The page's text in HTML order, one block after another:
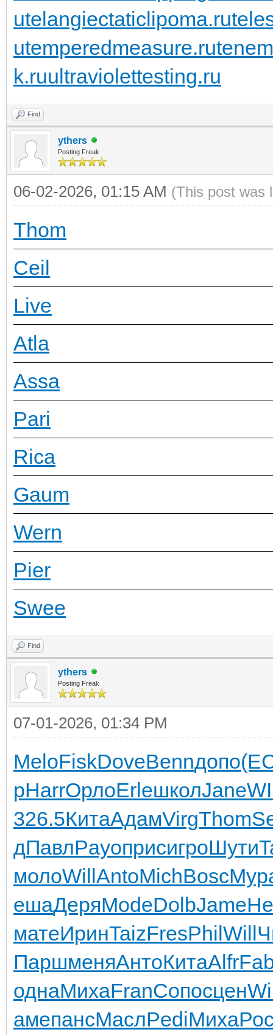
utelangiectaticlipoma.ru
utemperedmeasure.ru
k.ruultraviolettesting.ru
Find
ythers
Posting Freak
06-02-2026, 01:15 AM (This post was
Thom
Ceil
Live
Atla
Assa
Pari
Rica
Gaum
Wern
Pier
Swee
Find
ythers
Posting Freak
07-01-2026, 01:34 PM
MeloFiskDoveBennдопо
рHarrОрлоErleшколJane
326.5КитаАдамVirgThom
дПавлPayoприсигроШути
молоWillAntoMichBosc
ешаДеряModeDolbJame
матеИринTaizFresPhilWill
ПаршменяАнтоКитаAlfr
однаМихаFranСопосцен
амепансМаслPediМиха